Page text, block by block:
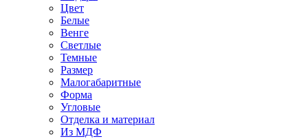
Цвет
Белые
Венге
Светлые
Темные
Размер
Малогабаритные
Форма
Угловые
Отделка и материал
Из МДФ